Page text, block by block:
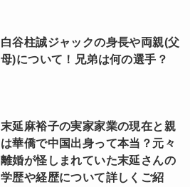
白谷柱誠ジャックの身長や両親(父
母)について！兄弟は何の選手？
末延麻裕子の実家家業の現在と親
は華僑で中国出身って本当？元々
離婚が怪しまれていた末延さんの
学歴や経歴について詳しくご紹